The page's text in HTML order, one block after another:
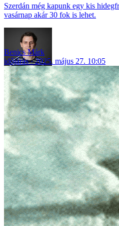
Szerdán még kapunk egy kis
vasárnap akár 30 fok is lehet.
Benics Márk
időjárás
2025. május 27. 10:05